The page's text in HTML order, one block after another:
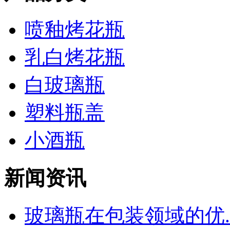
喷釉烤花瓶
乳白烤花瓶
白玻璃瓶
塑料瓶盖
小酒瓶
新闻资讯
玻璃瓶在包装领域的优